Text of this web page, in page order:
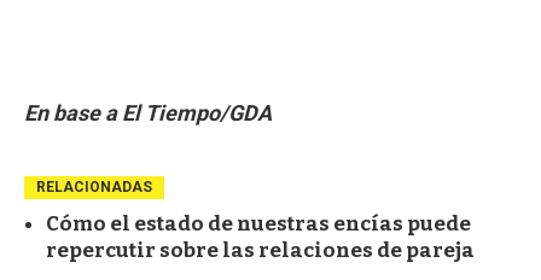
En base a El Tiempo/GDA
RELACIONADAS
Cómo el estado de nuestras encías puede
repercutir sobre las relaciones de pareja